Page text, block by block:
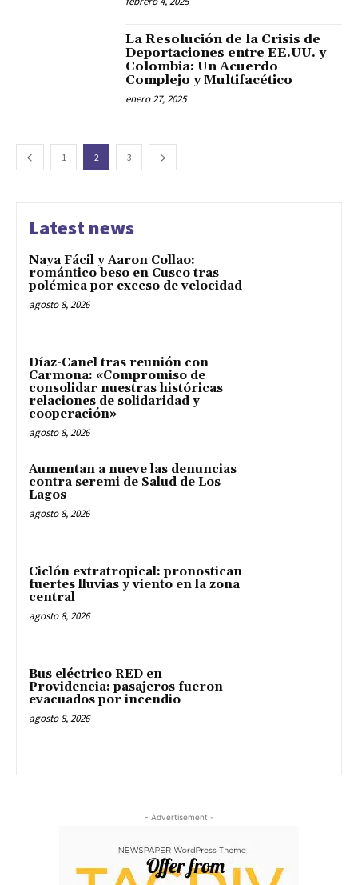
La Resolución de la Crisis de
Deportaciones entre EE.UU. y
Colombia: Un Acuerdo
Complejo y Multifacético
enero 27, 2025
1 2 3
Latest news
Naya Fácil y Aaron Collao:
romántico beso en Cusco tras
polémica por exceso de velocidad
agosto 8, 2026
Díaz-Canel tras reunión con
Carmona: «Compromiso de
consolidar nuestras históricas
relaciones de solidaridad y
cooperación»
agosto 8, 2026
Aumentan a nueve las denuncias
contra seremi de Salud de Los
Lagos
agosto 8, 2026
Ciclón extratropical: pronostican
fuertes lluvias y viento en la zona
central
agosto 8, 2026
Bus eléctrico RED en
Providencia: pasajeros fueron
evacuados por incendio
agosto 8, 2026
- Advertisement -